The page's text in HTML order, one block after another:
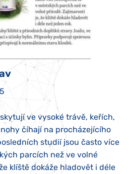
ve vysoké trávě, keřích,
číhají na procházejícího
studií jsou často více
parcích než ve volné
klíště dokáže hladovět i déle